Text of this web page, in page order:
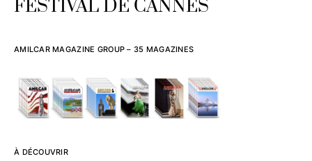
FESTIVAL DE CANNES
AMILCAR MAGAZINE GROUP – 35 MAGAZINES
À DÉCOUVRIR